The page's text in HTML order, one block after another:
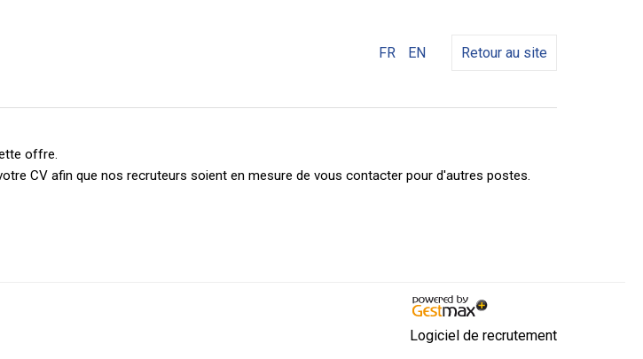
FR EN Retour au site
offre.
CV afin que nos recruteurs soient en mesure de vous contacter pour d'autres postes.
Logiciel de recrutement